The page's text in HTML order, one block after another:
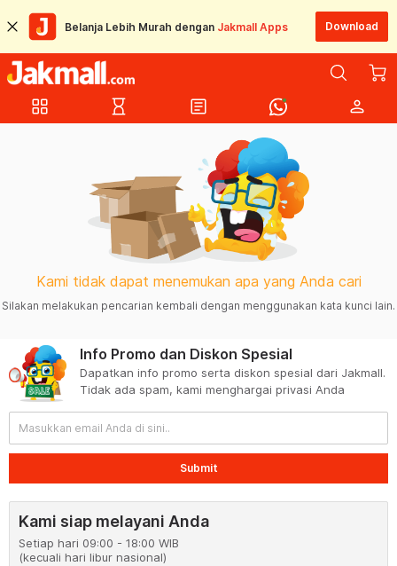
Belanja Lebih Murah dengan Jakmall Apps Download
grid_view hourglass_empty article person
Kami tidak dapat menemukan apa yang Anda cari
Silakan melakukan pencarian kembali dengan menggunakan kata kunci lain.
Info Promo dan Diskon Spesial
Dapatkan info promo serta diskon spesial dari Jakmall.
Tidak ada spam, kami menghargai privasi Anda
Submit
Kami siap melayani Anda
Setiap hari 09:00 - 18:00 WIB
(kecuali hari libur nasional)